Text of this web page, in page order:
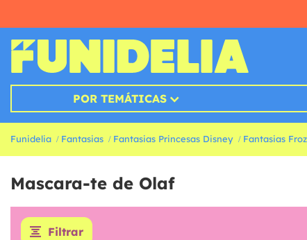
POR TEMÁTICAS
Funidelia Fantasias Fantasias Princesas Disney Fantasias
Mascara-te de Olaf
Filtrar